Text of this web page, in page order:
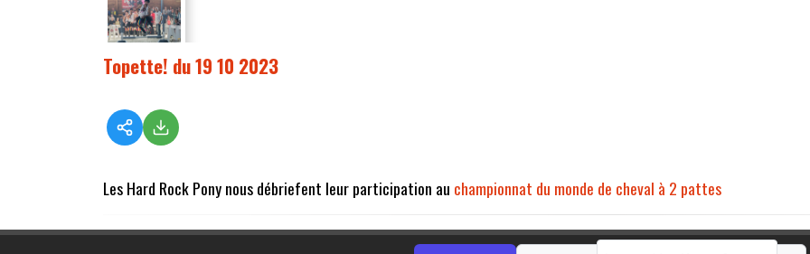
Topette! du 19 10 2023
Les Hard Rock Pony nous débriefent leur participation au championnat du monde de cheval à 2 pattes